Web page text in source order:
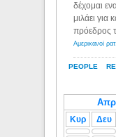
PEOPLE
δέχομαι
μιλάει για
πρόεδρος
Κυρ Δευ